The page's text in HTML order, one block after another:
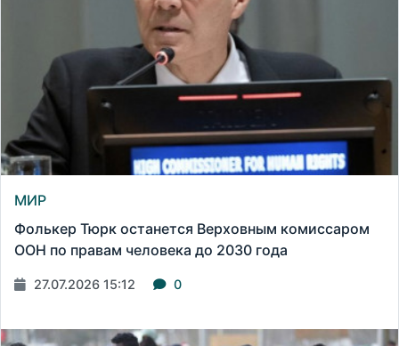
МИР
Фолькер Тюрк останется Верховным комиссаром
ООН по правам человека до 2030 года
27.07.2026 15:12 0